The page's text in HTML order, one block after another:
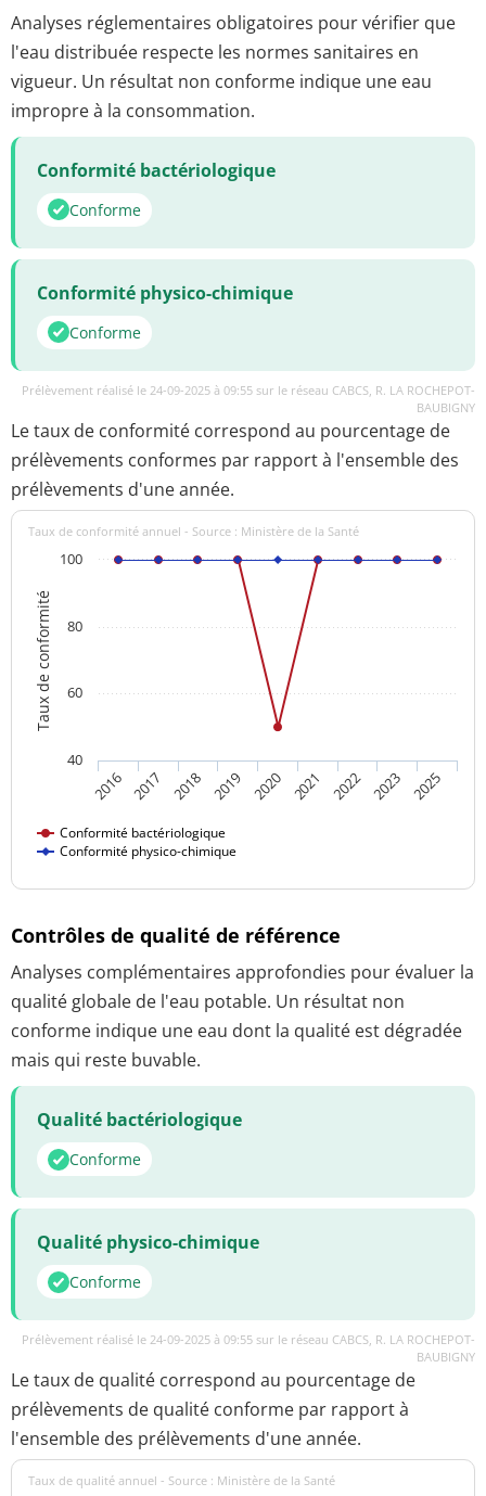
Analyses réglementaires obligatoires pour vérifier que
l'eau distribuée respecte les normes sanitaires en
vigueur. Un résultat non conforme indique une eau
impropre à la consommation.
Conformité bactériologique
Conforme
Conformité physico-chimique
Conforme
Prélèvement réalisé le 24-09-2025 à 09:55 sur le réseau CABCS, R. LA ROCHEPOT-
BAUBIGNY
Le taux de conformité correspond au pourcentage de
prélèvements conformes par rapport à l'ensemble des
prélèvements d'une année.
Taux de conformité
Taux de conformité annuel - Source : Ministère de la Santé
Conformité bactériologique
Conformité physico-chimique
2016 2017 2018 2019 2020 2021 2022 2023 2025
40
60
80
100
Contrôles de qualité de référence
Analyses complémentaires approfondies pour évaluer la
qualité globale de l'eau potable. Un résultat non
conforme indique une eau dont la qualité est dégradée
mais qui reste buvable.
Qualité bactériologique
Conforme
Qualité physico-chimique
Conforme
Prélèvement réalisé le 24-09-2025 à 09:55 sur le réseau CABCS, R. LA ROCHEPOT-
BAUBIGNY
Le taux de qualité correspond au pourcentage de
prélèvements de qualité conforme par rapport à
l'ensemble des prélèvements d'une année.
Taux de qualité annuel - Source : Ministère de la Santé